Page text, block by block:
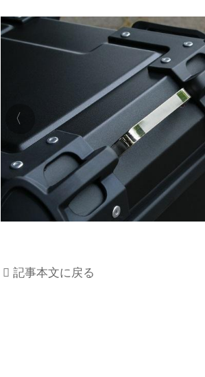
記事本文に戻る